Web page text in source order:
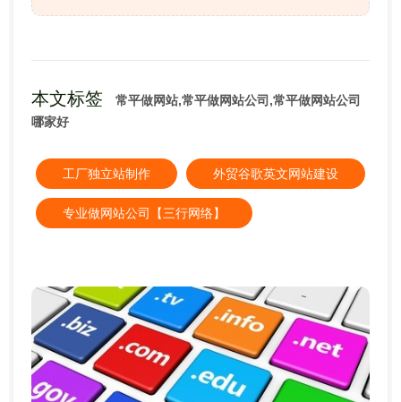
本文标签
常平做网站,常平做网站公司,常平做网站公司
哪家好
工厂独立站制作 外贸谷歌英文网站建设
专业做网站公司【三行网络】